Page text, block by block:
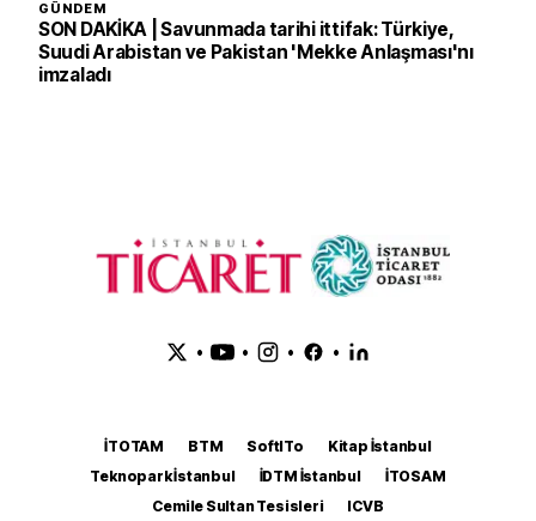
GÜNDEM
SON DAKİKA | Savunmada tarihi ittifak: Türkiye,
Suudi Arabistan ve Pakistan 'Mekke Anlaşması'nı
imzaladı
• • • •
İTOTAM BTM SoftITo
Kitap İstanbul
Teknopark İstanbul
İDTM İstanbul
İTOSAM
Cemile Sultan Tesisleri
ICVB